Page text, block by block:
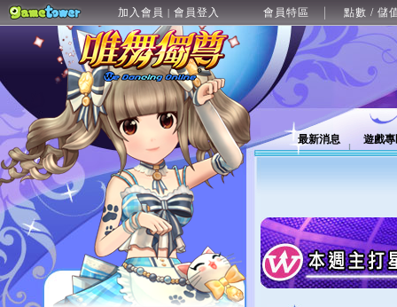
加入會員 | 會員登入 會員特區 點數 / 儲
最新消息 遊戲